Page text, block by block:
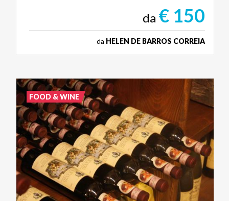
da € 150
da HELEN DE BARROS CORREIA
FOOD & WINE